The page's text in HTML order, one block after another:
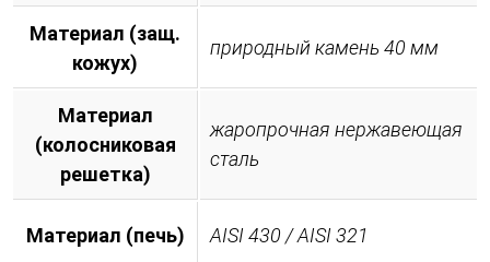
Материал (защ.
кожух)
природный камень 40 мм
Материал
(колосниковая
решетка)
жаропрочная нержавеющая
сталь
Материал (печь) AISI 430 / AISI 321